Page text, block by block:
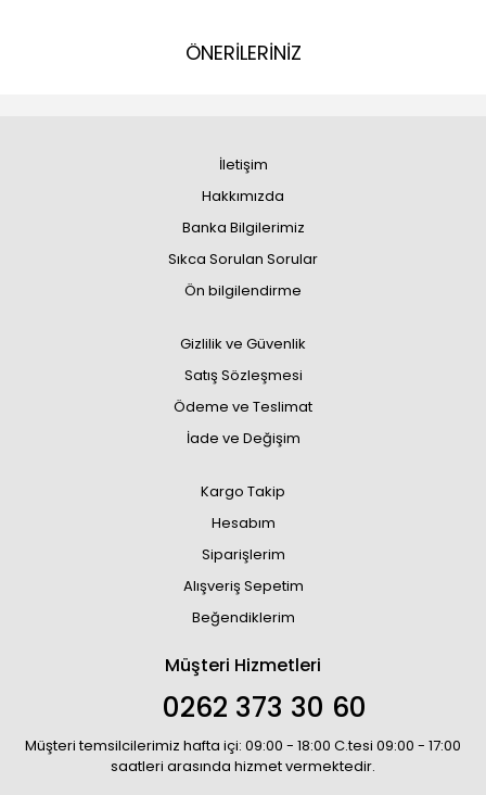
ÖNERİLERİNİZ
İletişim
Hakkımızda
Banka Bilgilerimiz
Sıkca Sorulan Sorular
Ön bilgilendirme
Gizlilik ve Güvenlik
Satış Sözleşmesi
Ödeme ve Teslimat
İade ve Değişim
Kargo Takip
Hesabım
Siparişlerim
Alışveriş Sepetim
Beğendiklerim
Müşteri Hizmetleri
0262 373 30 60
Müşteri temsilcilerimiz hafta içi: 09:00 - 18:00 C.tesi 09:00 - 17:00
saatleri arasında hizmet vermektedir.